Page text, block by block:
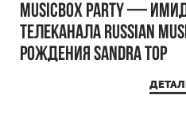
MUSICBOX PARTY —
телеканала RUSSIAN
рождения Sandra Top